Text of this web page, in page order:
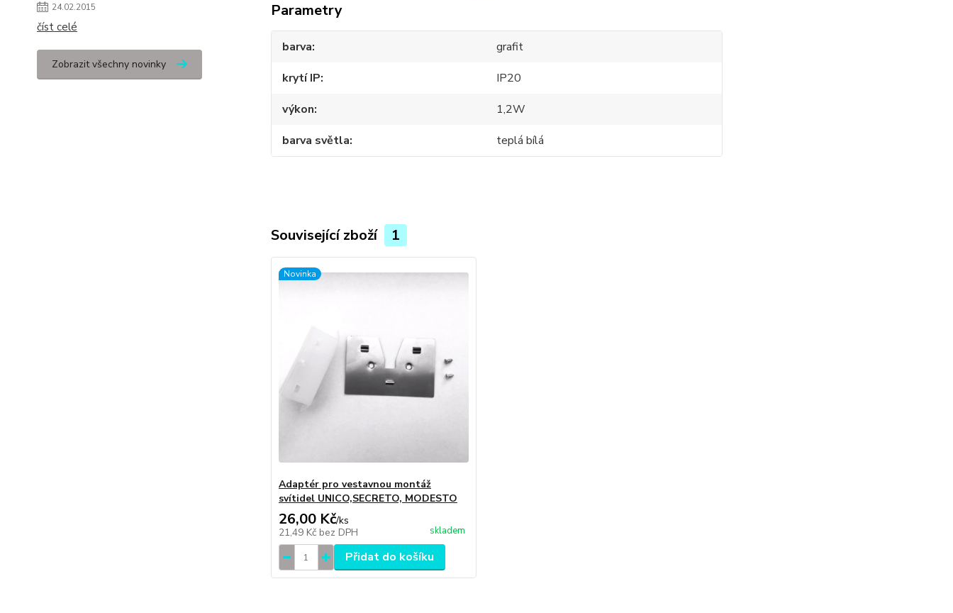
24.02.2015
číst celé
Zobrazit všechny novinky
Parametry
barva
grafit
krytí IP
IP20
výkon
1,2W
barva světla
teplá bílá
Související zboží 1
Novinka
Adaptér pro vestavnou montáž
svítidel UNICO,SECRETO, MODESTO
26,00 Kč/ks
21,49 Kč bez DPH skladem
Přidat do košíku